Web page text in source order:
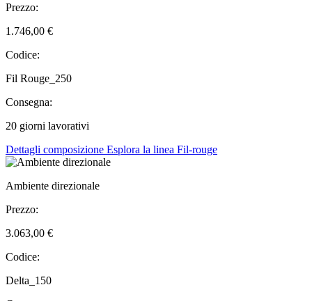
Prezzo:
1.746,00 €
Codice:
Fil Rouge_250
Consegna:
20 giorni lavorativi
Dettagli composizione Esplora la linea Fil-rouge
Ambiente direzionale
Prezzo:
3.063,00 €
Codice:
Delta_150